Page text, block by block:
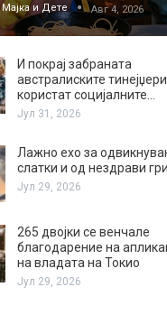
Мајка и Дете Авг 4, 2026
И покрај забраната
австралиските
користат социјалните…
Јул 31, 2026
Лажно ехо за
слатки и од нездрави
Јул 29, 2026
265 двојки се венчале
благодарение на
на владата на Токио
Јул 29, 2026